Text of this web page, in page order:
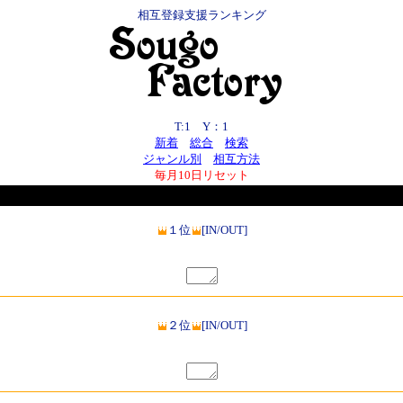
相互登録支援ランキング
T:1 Y：1
新着
総合
検索
ジャンル別
相互方法
毎月10日リセット
１位 [IN/OUT]
２位 [IN/OUT]